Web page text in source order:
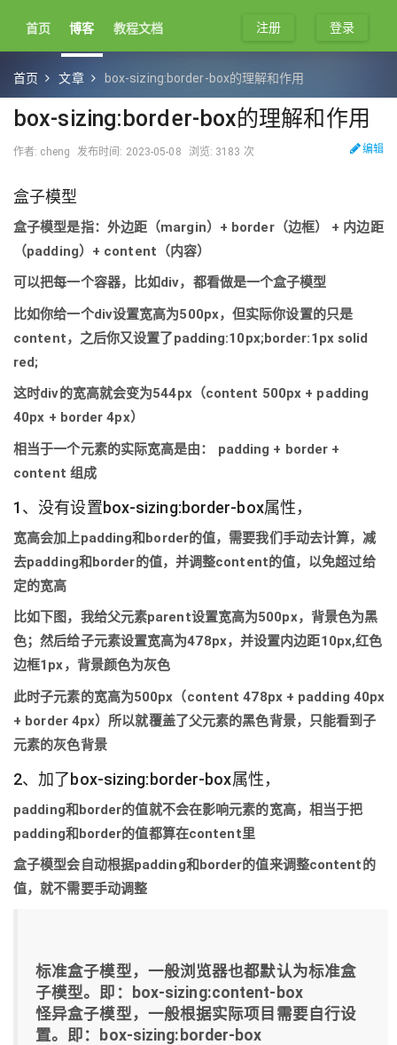
首页 博客 教程文档 登录
注册
首页 文章 box-sizing:border-box的理解和作用
box-sizing:border-box的理解和作用
作者: cheng 发布时间: 2023-05-08 浏览: 3183 次 编辑
盒子模型
盒子模型是指：外边距（margin）+ border（边框） + 内边距
（padding）+ content（内容）
可以把每一个容器，比如div，都看做是一个盒子模型
比如你给一个div设置宽高为500px，但实际你设置的只是
content，之后你又设置了padding:10px;border:1px solid
red;
这时div的宽高就会变为544px（content 500px + padding
40px + border 4px）
相当于一个元素的实际宽高是由： padding + border +
content 组成
1、没有设置box-sizing:border-box属性，
宽高会加上padding和border的值，需要我们手动去计算，减
去padding和border的值，并调整content的值，以免超过给
定的宽高
比如下图，我给父元素parent设置宽高为500px，背景色为黑
色；然后给子元素设置宽高为478px，并设置内边距10px,红色
边框1px，背景颜色为灰色
此时子元素的宽高为500px（content 478px + padding 40px
+ border 4px）所以就覆盖了父元素的黑色背景，只能看到子
元素的灰色背景
2、加了box-sizing:border-box属性，
padding和border的值就不会在影响元素的宽高，相当于把
padding和border的值都算在content里
盒子模型会自动根据padding和border的值来调整content的
值，就不需要手动调整
标准盒子模型，一般浏览器也都默认为标准盒
子模型。即：box-sizing:content-box
怪异盒子模型，一般根据实际项目需要自行设
置。即：box-sizing:border-box